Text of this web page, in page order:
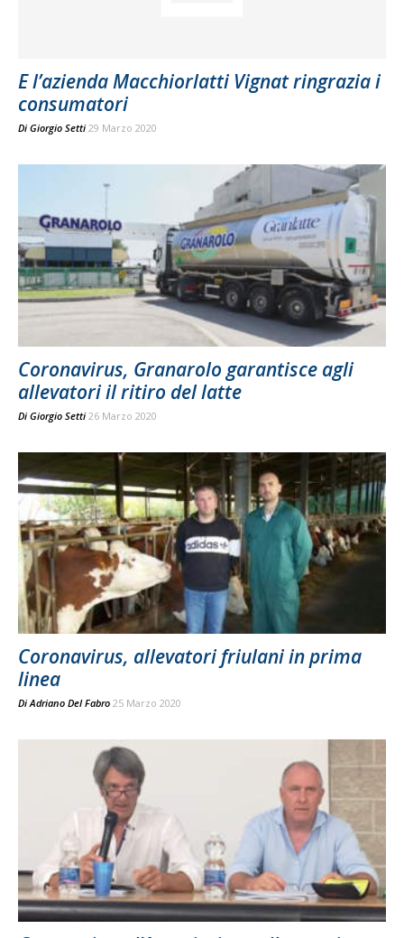
E l’azienda Macchiorlatti Vignat ringrazia i
consumatori
Di Giorgio Setti 29 Marzo 2020
Coronavirus, Granarolo garantisce agli
allevatori il ritiro del latte
Di Giorgio Setti 26 Marzo 2020
Coronavirus, allevatori friulani in prima
linea
DiAdriano Del Fabro 25 Marzo 2020